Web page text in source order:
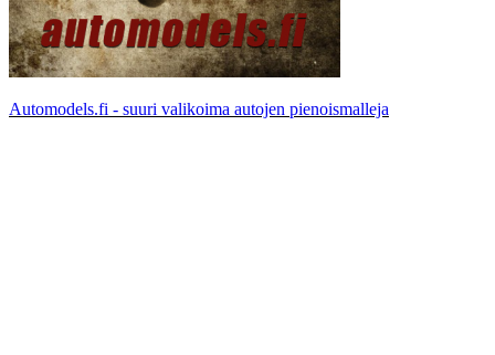
Automodels.fi - suuri valikoima autojen pienoismalleja